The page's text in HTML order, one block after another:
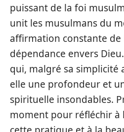
puissant de la foi
unit les musulmans du
affirmation constante de
dépendance envers
qui, malgré sa simplicité
elle une profondeur et
spirituelle insondables.
moment pour réfléchir à